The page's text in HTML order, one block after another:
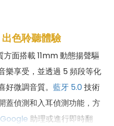
色聆聽體驗
面搭載 11mm 動態揚聲驅
樂享受，並透過 5 頻段等化
微調音質。 藍牙 5.0技術
蓋偵測和入耳偵測功能，方
Google 助理或進行即時翻